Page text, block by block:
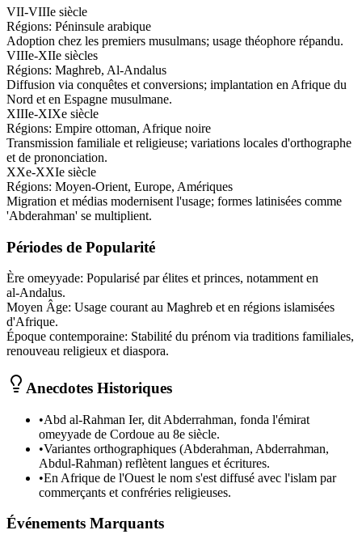
VII-VIIIe siècle
Régions: Péninsule arabique
Adoption chez les premiers musulmans; usage théophore répandu.
VIIIe-XIIe siècles
Régions: Maghreb, Al-Andalus
Diffusion via conquêtes et conversions; implantation en Afrique du
Nord et en Espagne musulmane.
XIIIe-XIXe siècle
Régions: Empire ottoman, Afrique noire
Transmission familiale et religieuse; variations locales d'orthographe
et de prononciation.
XXe-XXIe siècle
Régions: Moyen-Orient, Europe, Amériques
Migration et médias modernisent l'usage; formes latinisées comme
'Abderahman' se multiplient.
Périodes de Popularité
Ère omeyyade: Popularisé par élites et princes, notamment en
al‑Andalus.
Moyen Âge: Usage courant au Maghreb et en régions islamisées
d'Afrique.
Époque contemporaine: Stabilité du prénom via traditions familiales,
renouveau religieux et diaspora.
Anecdotes Historiques
•Abd al‑Rahman Ier, dit Abderrahman, fonda l'émirat
omeyyade de Cordoue au 8e siècle.
•Variantes orthographiques (Abderahman, Abderrahman,
Abdul‑Rahman) reflètent langues et écritures.
•En Afrique de l'Ouest le nom s'est diffusé avec l'islam par
commerçants et confréries religieuses.
Événements Marquants